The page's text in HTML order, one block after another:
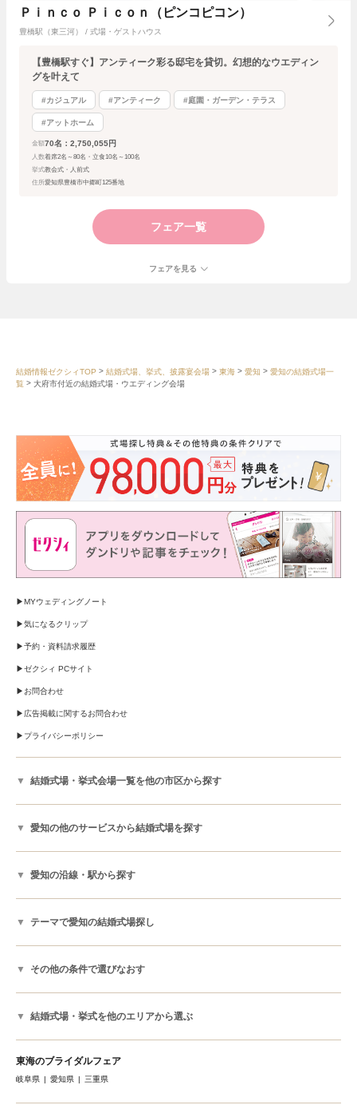
Ｐｉｎｃｏ Ｐｉｃｏｎ（ピンコピコン）
豊橋駅（東三河） / 式場・ゲストハウス
【豊橋駅すぐ】アンティーク彩る邸宅を貸切。幻想的なウエディン
グを叶えて
#カジュアル #アンティーク #庭園・ガーデン・テラス
#アットホーム
金額 70名：2,750,055円
人数着席2名～80名・立食10名～100名
挙式教会式・人前式
住所愛知県豊橋市中郷町125番地
フェア一覧
フェアを見る
結婚情報ゼクシィTOP 結婚式場、挙式、披露宴会場 東海 愛知
愛知の結婚式場一
覧
大府市付近の結婚式場・ウエディング会場
MYウェディングノート
気になるクリップ
予約・資料請求履歴
ゼクシィ PCサイト
お問合わせ
広告掲載に関するお問合わせ
プライバシーポリシー
結婚式場・挙式会場一覧を他の市区から探す
愛知の他のサービスから結婚式場を探す
愛知の沿線・駅から探す
テーマで愛知の結婚式場探し
その他の条件で選びなおす
結婚式場・挙式を他のエリアから選ぶ
東海のブライダルフェア
岐阜県 愛知県 三重県